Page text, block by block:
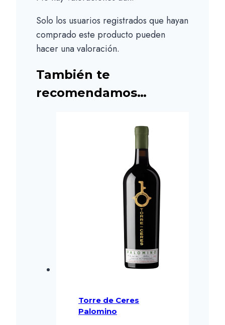
Solo los usuarios registrados que hayan
comprado este producto pueden
hacer una valoración.
También te
recomendamos…
Torre de Ceres
Palomino